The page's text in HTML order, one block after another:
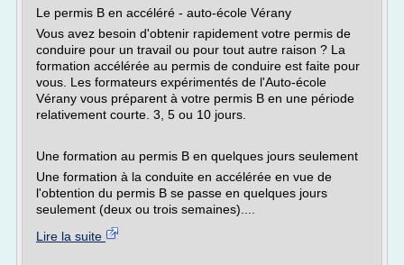
Le permis B en accéléré - auto-école Vérany
Vous avez besoin d'obtenir rapidement votre permis de
conduire pour un travail ou pour tout autre raison ? La
formation accélérée au permis de conduire est faite pour
vous. Les formateurs expérimentés de l'Auto-école
Vérany vous préparent à votre permis B en une période
relativement courte. 3, 5 ou 10 jours.
Une formation au permis B en quelques jours seulement
Une formation à la conduite en accélérée en vue de
l'obtention du permis B se passe en quelques jours
seulement (deux ou trois semaines)....
Lire la suite